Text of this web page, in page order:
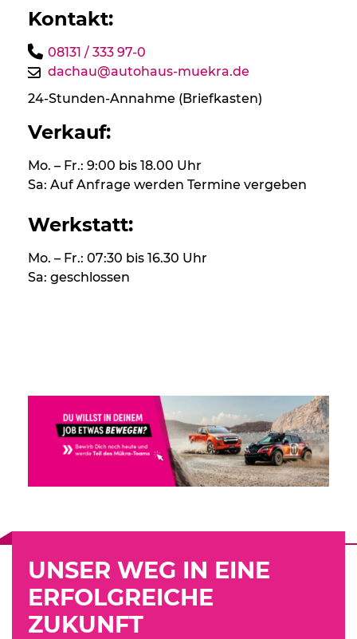
Kontakt:
08131 / 333 97-0
dachau@autohaus-muekra.de
24-Stunden-Annahme (Briefkasten)
Verkauf:
Mo. – Fr.: 9:00 bis 18.00 Uhr
Sa: Auf Anfrage werden Termine vergeben
Werkstatt:
Mo. – Fr.: 07:30 bis 16.30 Uhr
Sa: geschlossen
UNSER WEG IN EINE
ERFOLGREICHE
ZUKUNFT